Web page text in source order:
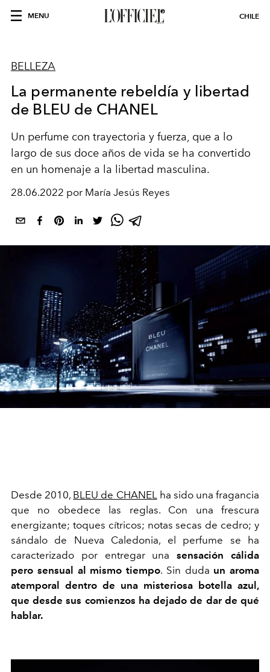
MENU CHILE
BELLEZA
La permanente rebeldía y libertad
de BLEU de CHANEL
Un perfume con trayectoria y fuerza, que a lo
largo de sus doce años de vida se ha convertido
en un homenaje a la libertad masculina.
28.06.2022 por María Jesús Reyes
Desde 2010, BLEU de CHANEL ha sido una fragancia
que no obedece las reglas. Con una frescura
energizante; toques cítricos; notas secas de cedro; y
sándalo de Nueva Caledonia, el perfume se ha
caracterizado por entregar unasensación cálida
pero sensual al mismo tiempo. Sin duda un aroma
atemporal dentro de una misteriosa botella azul,
que desde sus comienzos ha dejado de dar de qué
hablar.